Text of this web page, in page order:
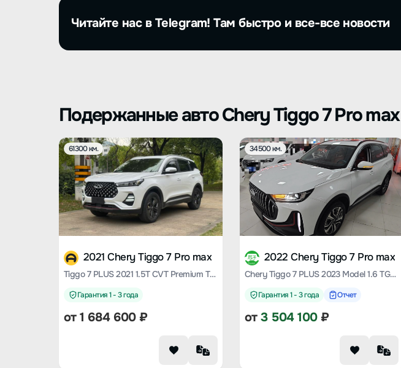
Читайте нас в Telegram! Там быстро и все-все новости
Подержанные авто Chery Tiggo 7 Pro max
61300 км.
2021 Chery Tiggo 7 Pro max
Tiggo 7 PLUS 2021 1.5T CVT Premium Type
Гарантия 1 - 3 года
от1 684 600₽
34500 км.
2022 Chery Tiggo 7 Pro max
Chery Tiggo 7 PLUS 2023 Model 1.6 TGDI DCT Premium Type
Гарантия 1 - 3 года Отчет
от3 504 100₽